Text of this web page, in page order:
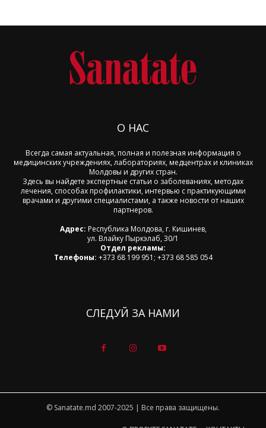
О НАС
Всегда самая актуальная, полная и полезная информация о
медицинских учреждениях, лабораториях, медцентрах и клиниках
Молдовы и других стран.
Здесь вы найдете экспертные статьи о заболеваниях, методах
лечения, способах профилактики, интервью с практикующими
врачами и другими специалистами, а также новости от наших
партнеров.
Адрес: Республика Молдова, г. Кишинев,
ул. Влайку Пыркэлаб, 30/1
Отдел рекламы:
Телефоны: +373 68 199 951; +373 68 585 054
СЛЕДУЙ ЗА НАМИ
© Sanatate.md 2007-2025 | Все права защищены.